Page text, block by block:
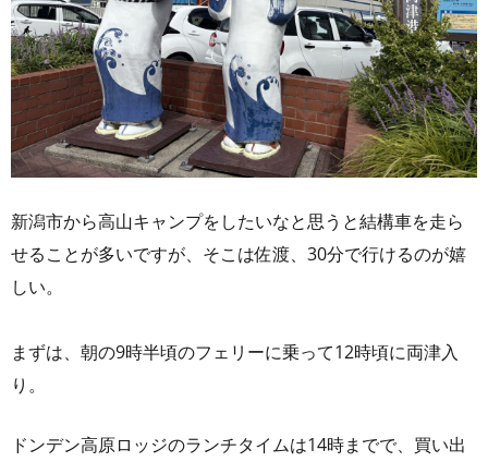
新潟市から高山キャンプをしたいなと思うと結構車を走ら
せることが多いですが、そこは佐渡、30分で行けるのが嬉
しい。
まずは、朝の9時半頃のフェリーに乗って12時頃に両津入
り。
ドンデン高原ロッジのランチタイムは14時までで、買い出